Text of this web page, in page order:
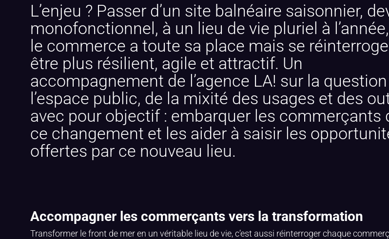
L’enjeu ? Passer d’un site balnéaire saisonnier,
monofonctionnel, à un lieu de vie pluriel à
le commerce a toute sa place mais se
être plus résilient, agile et attractif. Un
accompagnement de l’agence LA! sur la
l’espace public, de la mixité des usages et des
avec pour objectif : embarquer les commerçants
ce changement et les aider à saisir les
offertes par ce nouveau lieu.
Accompagner les commerçants vers la transformation
Transformer le front de mer en un véritable lieu de vie, c’est aussi réinterroger chaque